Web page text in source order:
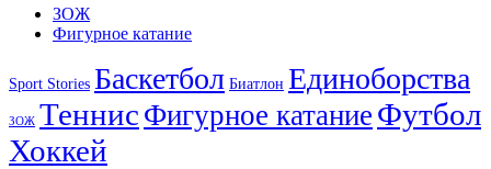
ЗОЖ
Фигурное катание
Sport Stories Баскетбол Биатлон Единоборства
ЗОЖ Теннис Фигурное катание Футбол
Хоккей